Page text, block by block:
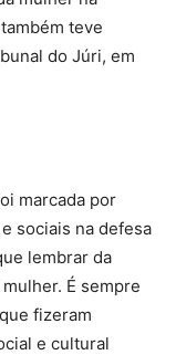
teve
do Júri, em
marcada por
sociais na defesa
lembrar da
É sempre
fizeram
e cultural